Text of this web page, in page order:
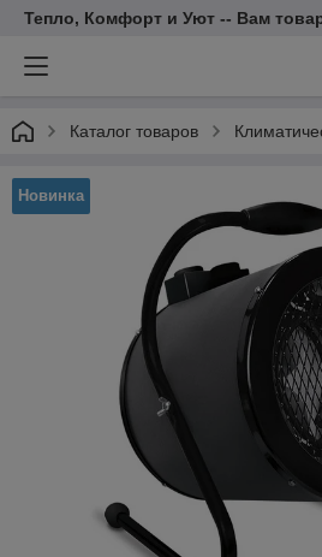
Тепло, Комфорт и Уют -- Вам
Каталог товаров
Новинка